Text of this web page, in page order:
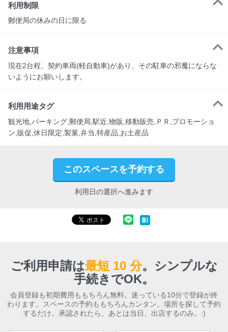
利用制限
郵便局の休みの日に限る
注意事項
現在2台程、契約車両(軽自動車)があり、その駐車の邪魔にならな
いようにお願いします。
利用用途タグ
観光地,パーキング,郵便局,駅近,物販,移動販売,ＰＲ,プロモーショ
ン,販促,休日限定,製菓,弁当,特産品,お土産品
このスペースを予約する
利用日の選択へ進みます
ご利用申請は最短 10 分。 シンプルな
手続きでOK。
会員登録も初期費用ももちろん無料。迷っている10分で登録が終
わります。スペースの予約ももちろんカンタン。場所を探して予約
するだけ。承認されたら、あとは当日、出店するのみ。:)